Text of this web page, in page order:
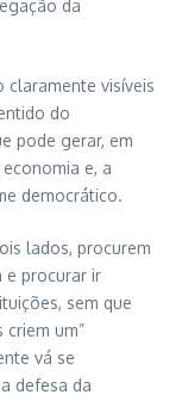
da
claramente visíveis
do
pode gerar, em
e, a
democrático.
lados, procurem
e procurar ir
sem que
criem um”
vá se
defesa da